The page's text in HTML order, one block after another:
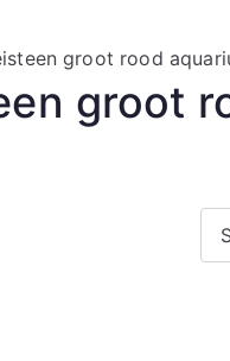
groot rood
groot